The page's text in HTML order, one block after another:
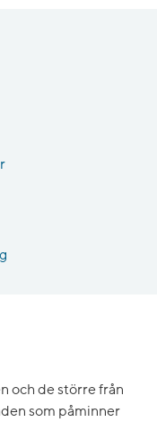
och de större från
som påminner